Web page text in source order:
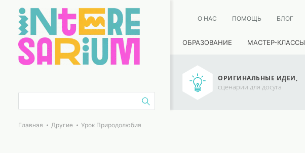
О НАС ПОМОЩЬ БЛОГ
ОБРАЗОВАНИЕ МАСТЕР-КЛАССЫ
ОРИГИНАЛЬНЫЕ ИДЕИ,
сценарии для досуга
Главная Другие Урок Природолюбия